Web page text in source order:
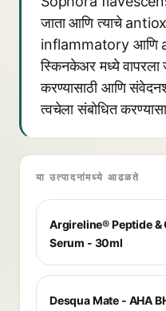
जाता आणि त्याचे
inflammatory आणि
स्किनकेअर मध्ये
करण्यासाठी आणि
त्वचेला संबोधित
या उत्पादनांमध्ये आढळते
Argireline® Peptide &
Serum - 30ml
Desqua Mate - AHA